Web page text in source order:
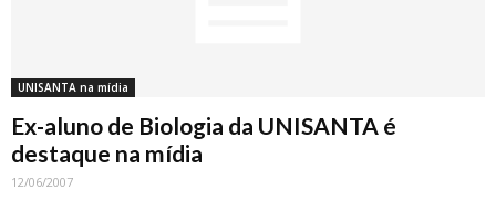
UNISANTA na mídia
Ex-aluno de Biologia da UNISANTA é
destaque na mídia
12/06/2007